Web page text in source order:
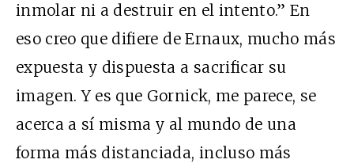
inmolar ni a destruir en el intento.” En
eso creo que difiere de Ernaux, mucho más
expuesta y dispuesta a sacrificar su
imagen. Y es que Gornick, me parece, se
acerca a sí misma y al mundo de una
forma más distanciada, incluso más